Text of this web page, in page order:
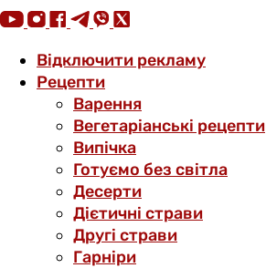
Відключити рекламу
Рецепти
Варення
Вегетаріанські рецепти
Випічка
Готуємо без світла
Десерти
Дієтичні страви
Другі страви
Гарніри